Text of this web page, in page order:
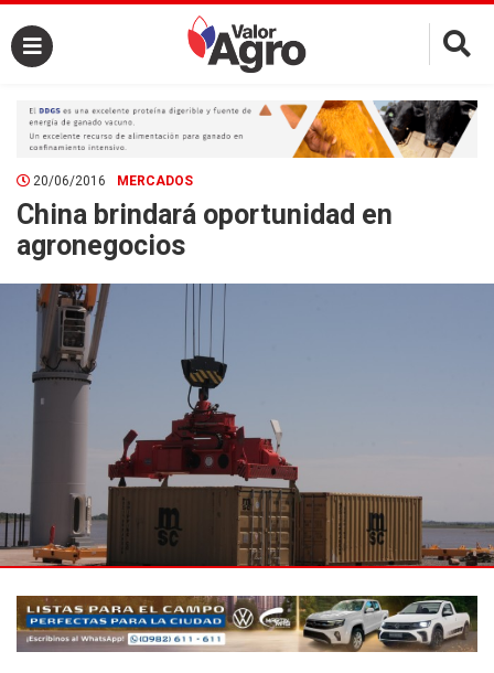
×
20/06/2016 MERCADOS
China brindará oportunidad en
agronegocios